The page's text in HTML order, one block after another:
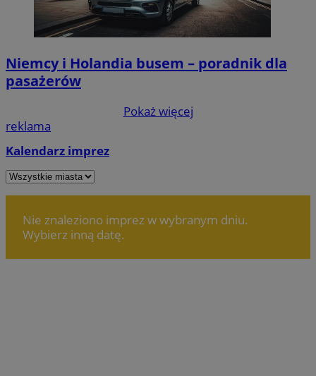
Niemcy i Holandia busem – poradnik dla
pasażerów
Pokaż więcej
reklama
Kalendarz imprez
Nie znaleziono imprez w wybranym dniu.
Wybierz inną datę.